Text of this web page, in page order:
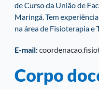
de Curso da União de
Maringá. Tem experiência
na área de Fisioterapia e
E-mail:
Corpo